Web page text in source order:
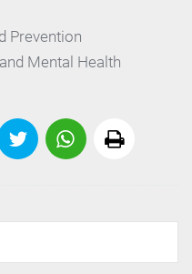
Prevention
Mental Health